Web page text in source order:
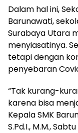
Dalam hal ini,
Barunawati,
Surabaya Utara
menyiasatinya.
tetapi dengan
penyebaran
“Tak kurang-
karena bisa
Kepala SMK
S.Pd.I., M.M.,